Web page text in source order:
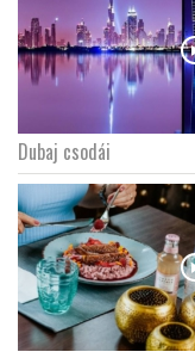
Dubaj csodái